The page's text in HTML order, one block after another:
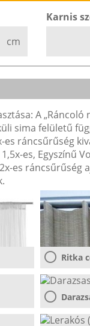
cm
Karnis
A „Ráncoló
sima felületű
es ráncsűrűség
es, Egyszínű
es ráncsűrűség
Ritka